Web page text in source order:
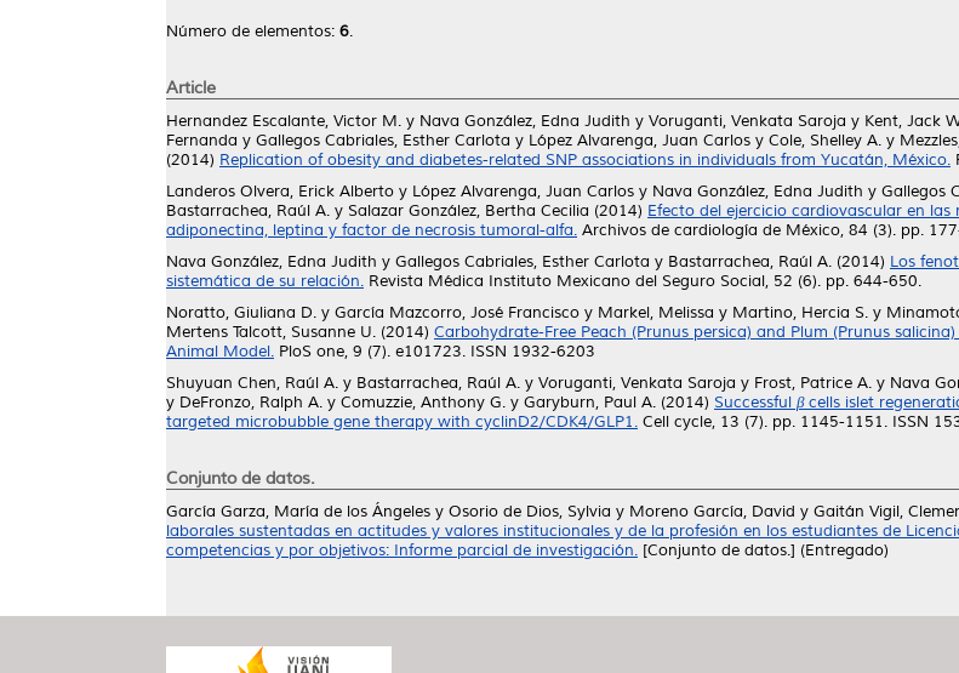
Número de elementos: 6.
Article
Hernandez Escalante, Victor M. y Nava González, Edna Judith y Voruganti, Venkata Saroja y Kent, Jack
Fernanda y Gallegos Cabriales, Esther Carlota y López Alvarenga, Juan Carlos y Cole, Shelley A. y
(2014) Replication of obesity and diabetes-related SNP associations in individuals from Yucatán, México.
Landeros Olvera, Erick Alberto y López Alvarenga, Juan Carlos y Nava González, Edna Judith y Gallegos
Bastarrachea, Raúl A. y Salazar González, Bertha Cecilia (2014) Efecto del ejercicio cardiovascular en
adiponectina, leptina y factor de necrosis tumoral-alfa. Archivos de cardiología de México, 84 (3). pp.
Nava González, Edna Judith y Gallegos Cabriales, Esther Carlota y Bastarrachea, Raúl A. (2014) Los
sistemática de su relación. Revista Médica Instituto Mexicano del Seguro Social, 52 (6). pp. 644-650.
Noratto, Giuliana D. y García Mazcorro, José Francisco y Markel, Melissa y Martino, Hercia S. y
Mertens Talcott, Susanne U. (2014) Carbohydrate-Free Peach (Prunus persica) and Plum (Prunus
Animal Model. PloS one, 9 (7). e101723. ISSN 1932-6203
Shuyuan Chen, Raúl A. y Bastarrachea, Raúl A. y Voruganti, Venkata Saroja y Frost, Patrice A. y Nava
y DeFronzo, Ralph A. y Comuzzie, Anthony G. y Garyburn, Paul A. (2014) Successful β cells islet
targeted microbubble gene therapy with cyclinD2/CDK4/GLP1. Cell cycle, 13 (7). pp. 1145-1151. ISSN
Conjunto de datos.
García Garza, María de los Ángeles y Osorio de Dios, Sylvia y Moreno García, David y Gaitán Vigil,
laborales sustentadas en actitudes y valores institucionales y de la profesión en los estudiantes de
competencias y por objetivos: Informe parcial de investigación. [Conjunto de datos.] (Entregado)